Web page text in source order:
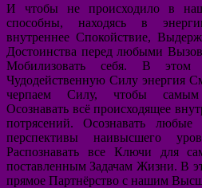
И чтобы не происходило в
способны, находясь в
внутреннее Спокойствие,
Достоинства перед любыми
Мобилизовать себя. В этом
Чудодейственную Силу энергия
черпаем Силу, чтобы самым
Осознавать всё происходящее
потрясений. Осознавать
перспективы наивысшего
Распознавать все Ключи для
поставленным Задачам Жизни. В
прямое Партнёрство с нашим